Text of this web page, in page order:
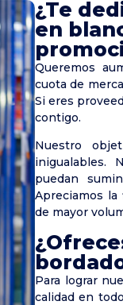
¿Te
en
Queremos
cuota de
Si eres
contigo.
Nuestro
inigualables.
puedan
Apreciamos la
de mayor
Para lograr
calidad en